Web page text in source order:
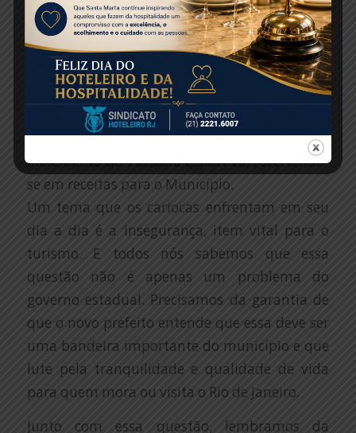
vantagens que as principais cidades turísticas
oferecem no mundo todo e o Rio não pode e
não deve ficar para trás.
É importante tornar as estruturas construídas
para os Jogos Olímpicos em ativos
permanentes que contribuam para o
incremento do Turismo Esportivo, revertendo-
se em receitas para o Município.
Um tema que os cariocas enfrentam em seu
dia a dia é a insegurança, item vital para o
turismo. E todos nós sabemos que essa
questão não é apenas um problema do
governo estadual. Precisamos da garantia de
que o novo prefeito entende que essa deve ser
uma bandeira importante do município e que
lute pela tranquilidade e qualidade de vida
para quem mora ou visita o Rio de Janeiro.
Junto com essa questão, lembramos da